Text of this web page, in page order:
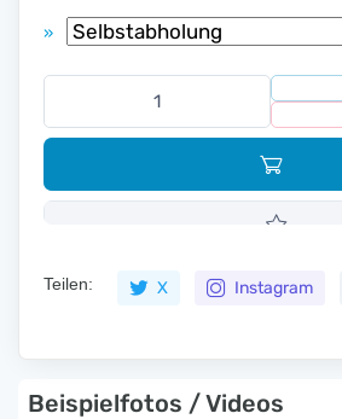
»
Teilen: X Instagram
Beispielfotos / Videos